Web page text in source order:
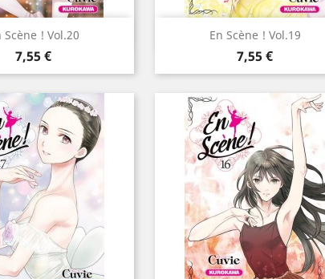
Scène ! Vol.20
Prix
7,55 €
rapide En Scène ! Vol.19
Prix
7,55 €
Aperçu rapide